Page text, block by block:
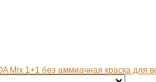
Mix 1+1 без аммиачная краска для